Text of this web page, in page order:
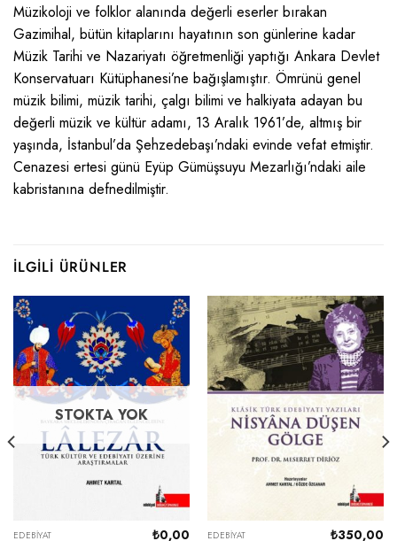
Müzikoloji ve folklor alanında değerli eserler bırakan
Gazimihal, bütün kitaplarını hayatının son günlerine kadar
Müzik Tarihi ve Nazariyatı öğretmenliği yaptığı Ankara Devlet
Konservatuarı Kütüphanesi’ne bağışlamıştır. Ömrünü genel
müzik bilimi, müzik tarihi, çalgı bilimi ve halkiyata adayan bu
değerli müzik ve kültür adamı, 13 Aralık 1961’de, altmış bir
yaşında, İstanbul’da Şehzedebaşı’ndaki evinde vefat etmiştir.
Cenazesi ertesi günü Eyüp Gümüşsuyu Mezarlığı’ndaki aile
kabristanına defnedilmiştir.
İLGILI ÜRÜNLER
STOKTA YOK
EDEBIYAT ₺0,00 EDEBIYAT ₺350,00